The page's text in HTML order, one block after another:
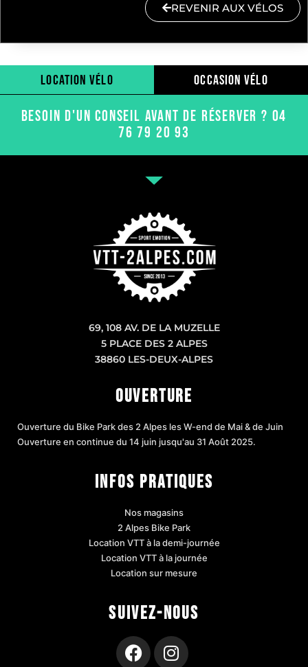
REVENIR AUX VÉLOS
location vélo occasion vélo
BESOIN D'UN CONSEIL AVANT DE RÉSERVER ? 04
76 79 20 93
69, 108 AV. DE LA MUZELLE
5 PLACE DES 2 ALPES
38860 LES-DEUX-ALPES
OUVERTURE
Ouverture du Bike Park des 2 Alpes les W-end de Mai & de Juin
Ouverture en continue du 14 juin jusqu'au 31 Août 2025.
INFOS PRATIQUES
Nos magasins
2 Alpes Bike Park
Location VTT à la demi-journée
Location VTT à la journée
Location sur mesure
SUIVEZ-NOUS